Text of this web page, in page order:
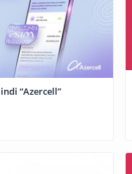
“Azercell”